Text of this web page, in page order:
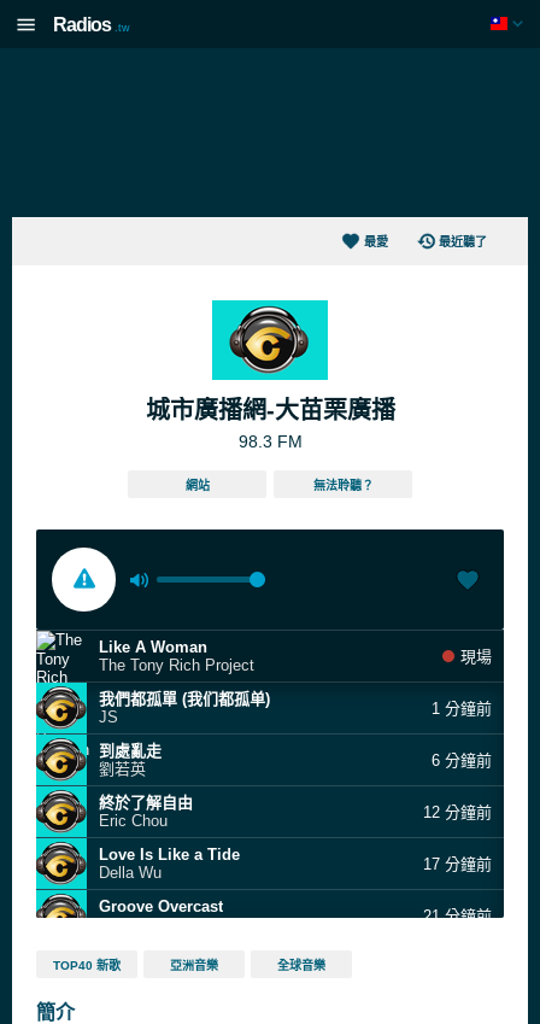
Radios .tw
最愛 最近聽了
城市廣播網-大苗栗廣播
98.3 FM
網站 無法聆聽？
Like A Woman
The Tony Rich Project
現場
我們都孤單 (我们都孤单)
JS
1 分鐘前
到處亂走
劉若英
6 分鐘前
終於了解自由
Eric Chou
12 分鐘前
Love Is Like a Tide
Della Wu
17 分鐘前
Groove Overcast
21 分鐘前
SUNDAY - FUNDAY
Mathias Mersch
TOP40 新歌 亞洲音樂 全球音樂
簡介